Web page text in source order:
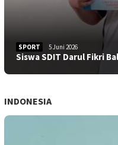
SPORT 5 Juni 2026
Siswa SDIT Darul Fikri
INDONESIA